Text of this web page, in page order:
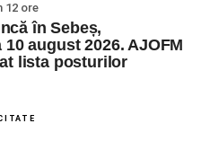
și amenințată de un
a emis un ordin de
pe Autostrada A1, în zona
12 ore
în Sebeș,
august 2026. AJOFM
lista posturilor